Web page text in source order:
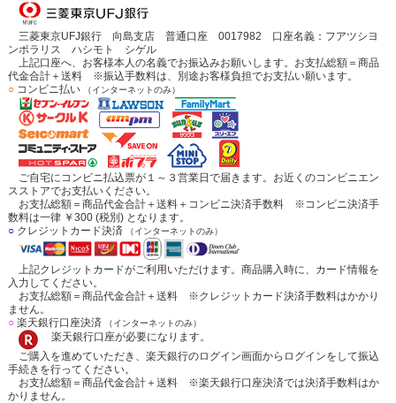
三菱東京UFJ銀行 向島支店 普通口座 0017982 口座名義：フアツシヨ
ンポラリス ハシモト シゲル
上記口座へ、お客様本人の名義でお振込みお願いします。お支払総額＝商品
代金合計＋送料 ※振込手数料は、別途お客様負担でお支払い願います。
○コンビニ払い （インターネットのみ）
ご自宅にコンビニ払込票が１～３営業日で届きます。お近くのコンビニエン
スストアでお支払いください。
お支払総額＝商品代金合計＋送料＋コンビニ決済手数料 ※コンビニ決済手
数料は一律 ￥300 (税別) となります。
○クレジットカード決済 （インターネットのみ）
上記クレジットカードがご利用いただけます。商品購入時に、カード情報を
入力してください。
お支払総額＝商品代金合計＋送料 ※クレジットカード決済手数料はかかり
ません。
○楽天銀行口座決済 （インターネットのみ）
楽天銀行口座が必要になります。
ご購入を進めていただき、楽天銀行のログイン画面からログインをして振込
手続きを行ってください。
お支払総額＝商品代金合計＋送料 ※楽天銀行口座決済では決済手数料はか
かりません。